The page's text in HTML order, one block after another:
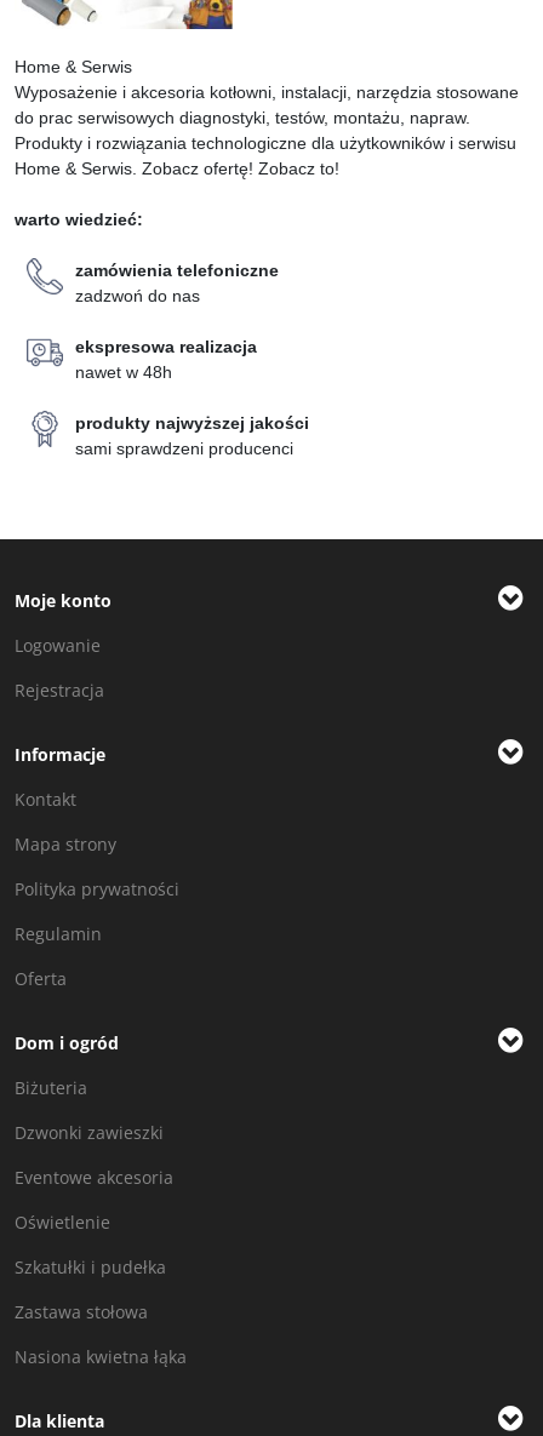
Home & Serwis
Wyposażenie i akcesoria kotłowni, instalacji, narzędzia stosowane
do prac serwisowych diagnostyki, testów, montażu, napraw.
Produkty i rozwiązania technologiczne dla użytkowników i serwisu
Home & Serwis. Zobacz ofertę! Zobacz to!
warto wiedzieć:
zamówienia telefoniczne
zadzwoń do nas
ekspresowa realizacja
nawet w 48h
produkty najwyższej jakości
sami sprawdzeni producenci
Moje konto
Logowanie
Rejestracja
Informacje
Kontakt
Mapa strony
Polityka prywatności
Regulamin
Oferta
Dom i ogród
Biżuteria
Dzwonki zawieszki
Eventowe akcesoria
Oświetlenie
Szkatułki i pudełka
Zastawa stołowa
Nasiona kwietna łąka
Dla klienta